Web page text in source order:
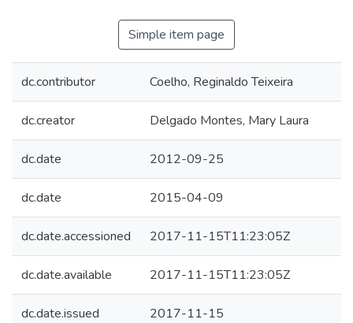
Simple item page
dc.contributor Coelho, Reginaldo Teixeira
dc.creator Delgado Montes, Mary Laura
dc.date 2012-09-25
dc.date 2015-04-09
dc.date.accessioned 2017-11-15T11:23:05Z
dc.date.available 2017-11-15T11:23:05Z
dc.date.issued 2017-11-15